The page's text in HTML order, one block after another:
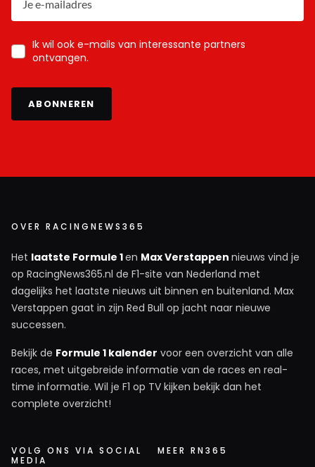
Ik wil ook e-mails van interessante partners
ontvangen.
ABONNEREN
OVER RACINGNEWS365
Het laatste Formule 1en Max Verstappen nieuws vind je
op RacingNews365.nl de F1-site van Nederland met
dagelijks het laatste nieuws uit binnen en buitenland. Max
Verstappen gaat in zijn Red Bull op jacht naar nieuwe
successen.
Bekijk de Formule 1 kalender voor een overzicht van alle
races, met uitgebreide informatie van de races en real-
time informatie. Wil je F1 op TV kijken bekijk dan het
complete overzicht!
VOLG ONS VIA SOCIAL
MEDIA
MEER RN365